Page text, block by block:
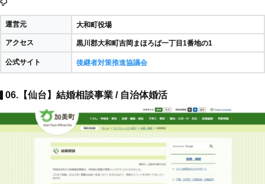
運営元 大和町役場
アクセス 黒川郡大和町吉岡まほろば一丁目1番地の1
公式サイト 後継者対策推進協議会
06.【仙台】結婚相談事業 / 自治体婚活